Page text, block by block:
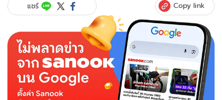
แชร์ Copy link